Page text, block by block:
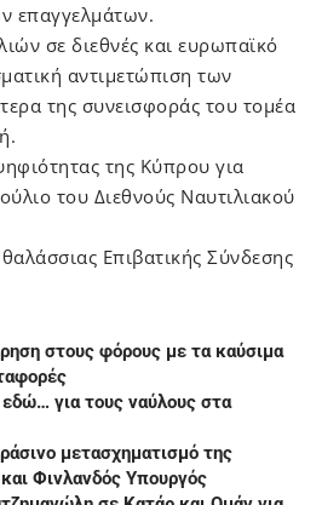
επαγγελμάτων.
σε διεθνές και ευρωπαϊκό
αντιμετώπιση των
της συνεισφοράς του τομέα
της Κύπρου για
του Διεθνούς Ναυτιλιακού
Επιβατικής Σύνδεσης
στους φόρους με τα καύσιμα
για τους ναύλους στα
μετασχηματισμό της
Φινλανδός Υπουργός